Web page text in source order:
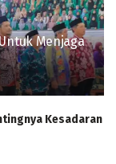
Menjaga
Kesadaran